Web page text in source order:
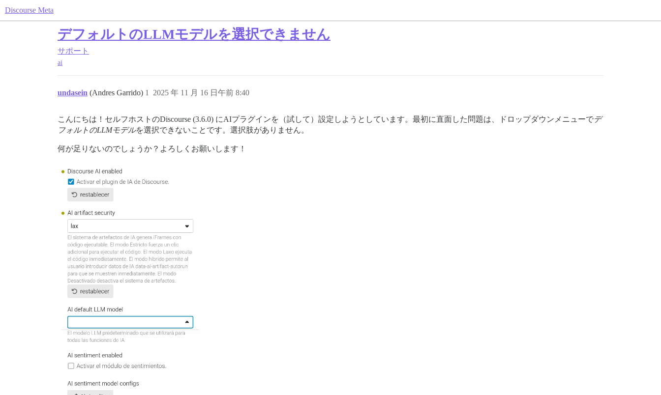
Discourse Meta
デフォルトのLLMモデルを選択できません
サポート
ai
undasein (Andres Garrido) 2025 年 11 月 16 日午前 8:40
1
こんにちは！セルフホストのDiscourse (3.6.0) にAIプラグインを（試して）設定しようとしています。最初に直面した問題は、ドロップダウンメニューでデ
フォルトのLLMモデルを選択できないことです。選択肢がありません。
何が足りないのでしょうか？よろしくお願いします！